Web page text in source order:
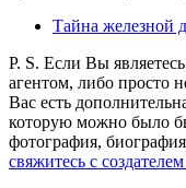
Тайна железной
P. S. Если Вы
агентом, либо просто
Вас есть
которую можно было
фотография,
свяжитесь с создателем